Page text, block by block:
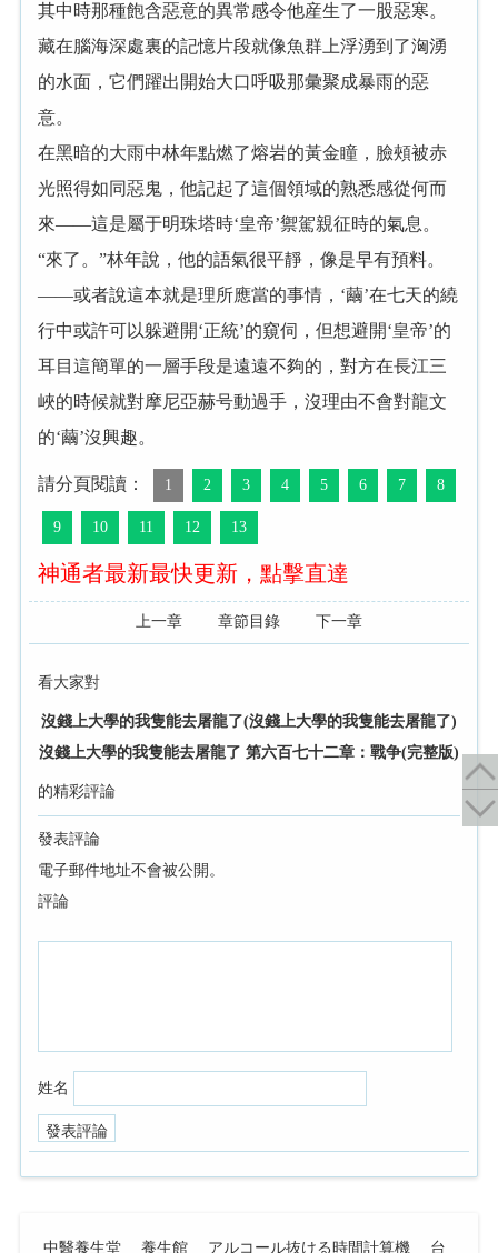
其中時那種飽含惡意的異常感令他産生了一股惡寒。
藏在腦海深處裏的記憶片段就像魚群上浮湧到了洶湧
的水面，它們躍出開始大口呼吸那彙聚成暴雨的惡
意。
在黑暗的大雨中林年點燃了熔岩的黃金瞳，臉頰被赤
光照得如同惡鬼，他記起了這個領域的熟悉感從何而
來——這是屬于明珠塔時‘皇帝’禦駕親征時的氣息。
“來了。”林年說，他的語氣很平靜，像是早有預料。
——或者說這本就是理所應當的事情，‘繭’在七天的繞
行中或許可以躲避開‘正統’的窺伺，但想避開‘皇帝’的
耳目這簡單的一層手段是遠遠不夠的，對方在長江三
峽的時候就對摩尼亞赫号動過手，沒理由不會對龍文
的‘繭’沒興趣。
請分頁閱讀： 1 2 3 4 5 6 7 8
9 10 11 12 13
神通者最新最快更新，點擊直達
上一章 章節目錄 下一章
看大家對
沒錢上大學的我隻能去屠龍了(沒錢上大學的我隻能去屠龍了)
沒錢上大學的我隻能去屠龍了 第六百七十二章：戰争(完整版)
的精彩評論
發表評論
電子郵件地址不會被公開。
評論
姓名
中醫養生堂 養生館 アルコール抜ける時間計算機 台